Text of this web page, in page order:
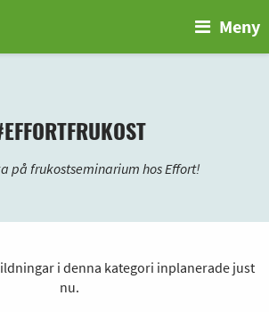
Meny
på frukostseminarium hos Effort!
i denna kategori inplanerade just
nu.